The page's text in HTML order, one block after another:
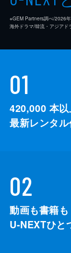
※GEM Partners調べ/2026
海外ドラマ/韓流・アジアド
01
420,000 本以
最新レンタル
02
動画も書籍も
U-NEXTひと